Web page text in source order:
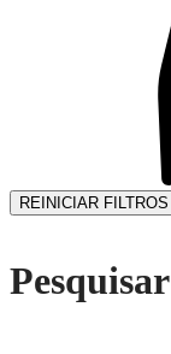
REINICIAR FILTROS
Pesquisar